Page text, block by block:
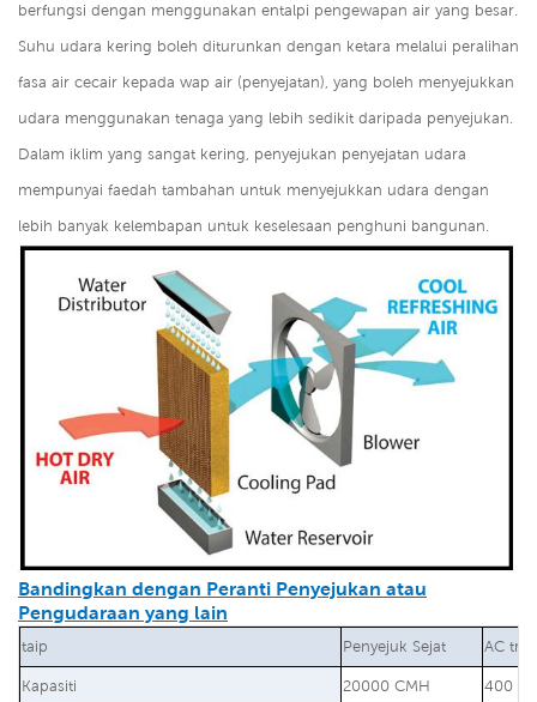
berfungsi dengan menggunakan entalpi pengewapan air yang besar.
Suhu udara kering boleh diturunkan dengan ketara melalui peralihan
fasa air cecair kepada wap air (penyejatan), yang boleh menyejukkan
udara menggunakan tenaga yang lebih sedikit daripada penyejukan.
Dalam iklim yang sangat kering, penyejukan penyejatan udara
mempunyai faedah tambahan untuk menyejukkan udara dengan
lebih banyak kelembapan untuk keselesaan penghuni bangunan.
Bandingkan dengan Peranti Penyejukan atau
Pengudaraan yang lain
taip Penyejuk Sejat AC
Kapasiti 20000 CMH 400